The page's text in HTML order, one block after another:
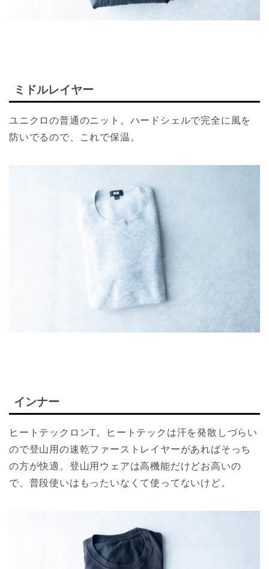
ミドルレイヤー
ユニクロの普通のニット。ハードシェルで完全に風を
防いでるので、これで保温。
インナー
ヒートテックロンT。ヒートテックは汗を発散しづらい
ので登山用の速乾ファーストレイヤーがあればそっち
の方が快適。登山用ウェアは高機能だけどお高いの
で、普段使いはもったいなくて使ってないけど。